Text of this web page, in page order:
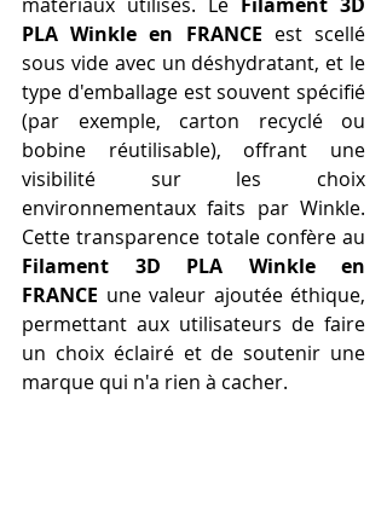
PLA Winkle en FRANCE est scellé
sous vide avec un déshydratant, et le
type d'emballage est souvent spécifié
(par exemple, carton recyclé ou
bobine réutilisable), offrant une
visibilité sur les choix
environnementaux faits par Winkle.
Filament 3D PLA Winkle en
FRANCE une valeur ajoutée éthique,
permettant aux utilisateurs de faire
un choix éclairé et de soutenir une
marque qui n'a rien à cacher.